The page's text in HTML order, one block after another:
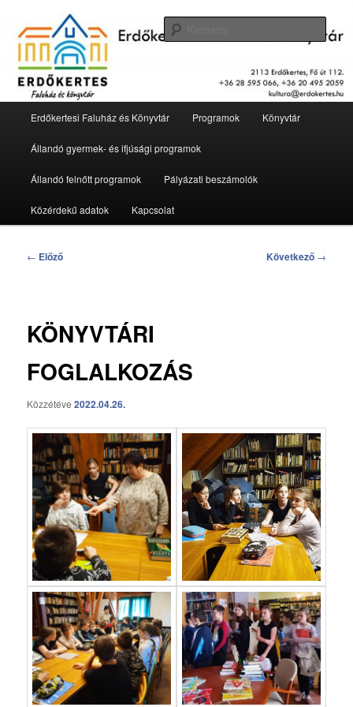
elsődleges
tartalomraErdőkertesi Faluház és Könyvtár
Erdőkertesi Faluház és Könyvtár Programok Könyvtár
Állandó gyermek- és ifjúsági programok
Állandó felnőtt programok Pályázati beszámolók
Közérdekű adatok Kapcsolat
Bejegyzés
← Előző Következő →
KÖNYVTÁRI
FOGLALKOZÁS
Közzétéve2022.04.26.